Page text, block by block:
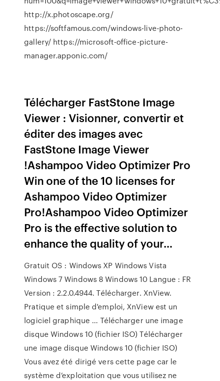
http://x.photoscape.org/
https://softfamous.com/windows-live-photo-
gallery/ https://microsoft-office-picture-
manager.apponic.com/
Télécharger FastStone Image
Viewer : Visionner, convertir et
éditer des images avec
FastStone Image Viewer
!Ashampoo Video Optimizer Pro
Win one of the 10 licenses for
Ashampoo Video Optimizer
Pro!Ashampoo Video Optimizer
Pro is the effective solution to
enhance the quality of your...
Gratuit OS : Windows XP Windows Vista
Windows 7 Windows 8 Windows 10 Langue : FR
Version : 2.2.0.4944. Télécharger. XnView.
Pratique et simple d'emploi, XnView est un
logiciel graphique ... Télécharger une image
disque Windows 10 (fichier ISO) Télécharger
une image disque Windows 10 (fichier ISO)
Vous avez été dirigé vers cette page car le
système d’exploitation que vous utilisez ne